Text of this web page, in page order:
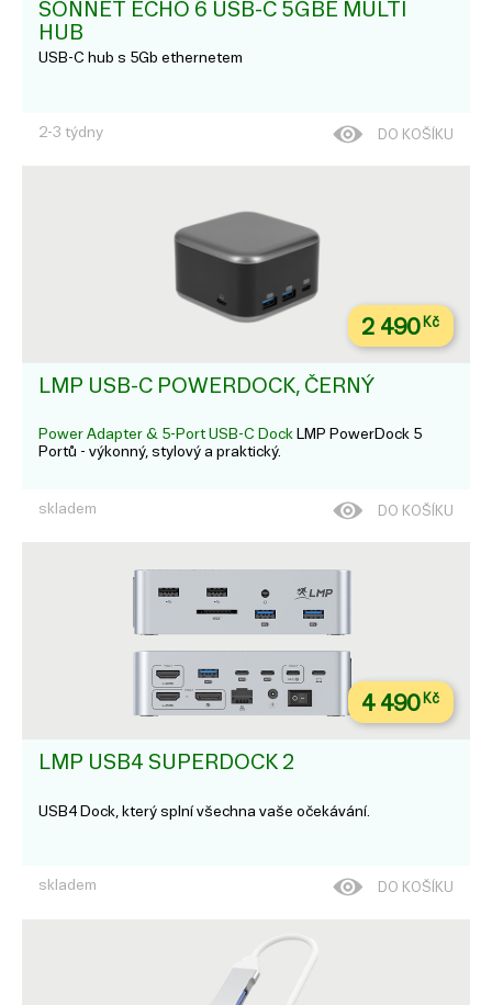
SONNET ECHO 6 USB-C 5GBE MULTI
HUB
USB-C hub s 5Gb ethernetem
2-3 týdny DO KOŠÍKU
2 490Kč
LMP USB-C POWERDOCK, ČERNÝ
Power Adapter & 5-Port USB-C Dock LMP PowerDock 5
Portů - výkonný, stylový a praktický.
skladem DO KOŠÍKU
4 490Kč
LMP USB4 SUPERDOCK 2
USB4 Dock, který splní všechna vaše očekávání.
skladem DO KOŠÍKU